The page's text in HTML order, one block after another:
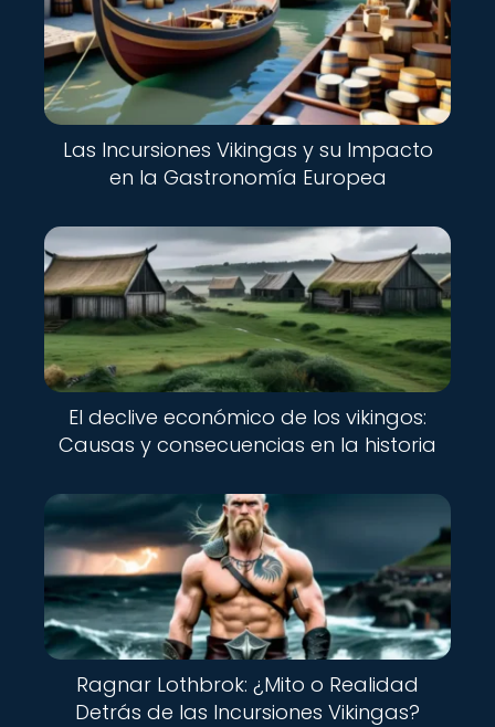
Las Incursiones Vikingas y su Impacto
en la Gastronomía Europea
El declive económico de los vikingos:
Causas y consecuencias en la historia
Ragnar Lothbrok: ¿Mito o Realidad
Detrás de las Incursiones Vikingas?